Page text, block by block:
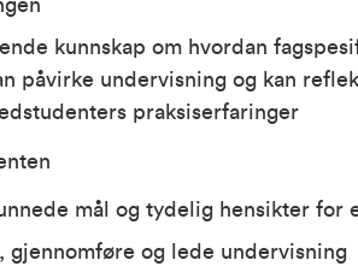
kunnskap om hvordan
påvirke undervisning og kan
praksiserfaringer
mål og tydelig hensikter for
gjennomføre og lede undervisning